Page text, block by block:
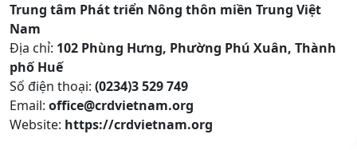
Trung tâm Phát triển Nông thôn miền Trung Việt
Nam
Địa chỉ: 102 Phùng Hưng, Phường Phú Xuân, Thành
phố Huế
Số điện thoại: (0234)3 529 749
Email: office@crdvietnam.org
Website: https://crdvietnam.org